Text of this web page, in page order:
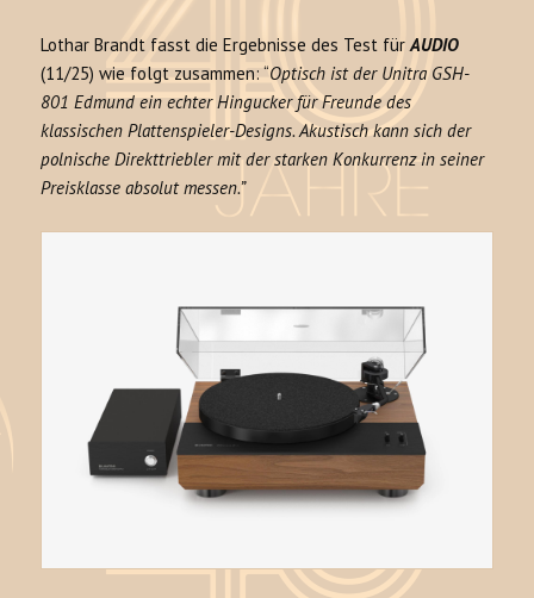
Lothar Brandt fasst die Ergebnisse des Test fürAUDIO
(11/25) wie folgt zusammen: “Optisch ist der Unitra GSH-
801 Edmund ein echter Hingucker für Freunde des
klassischen Plattenspieler-Designs. Akustisch kann sich der
polnische Direkttriebler mit der starken Konkurrenz in seiner
Preisklasse absolut messen.”